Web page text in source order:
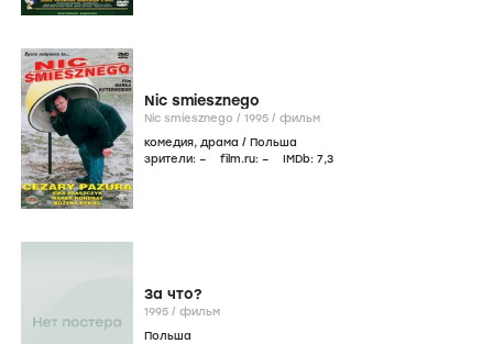
Nic smiesznego
Nic smiesznego / 1995 / фильм
комедия, драма / Польша
зрители: – film.ru: – IMDb: 7,3
За что?
1995 / фильм
Польша